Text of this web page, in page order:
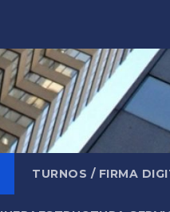
TURNOS / FIRMA